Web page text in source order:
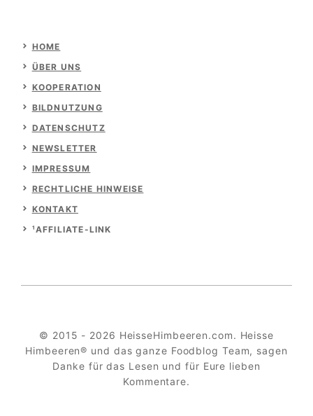
HOME
ÜBER UNS
KOOPERATION
BILDNUTZUNG
DATENSCHUTZ
NEWSLETTER
IMPRESSUM
RECHTLICHE HINWEISE
KONTAKT
¹AFFILIATE-LINK
© 2015 - 2026 HeisseHimbeeren.com. Heisse
Himbeeren® und das ganze Foodblog Team, sagen
Danke für das Lesen und für Eure lieben
Kommentare.